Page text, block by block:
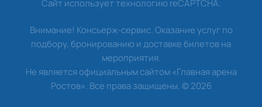
Сайт использует технологию reCAPTCHA.
Внимание! Консьерж-сервис. Оказание услуг по
подбору, бронированию и доставке билетов на
мероприятия.
Не является официальным сайтом «Главная арена
Ростов». Все права защищены.©2026